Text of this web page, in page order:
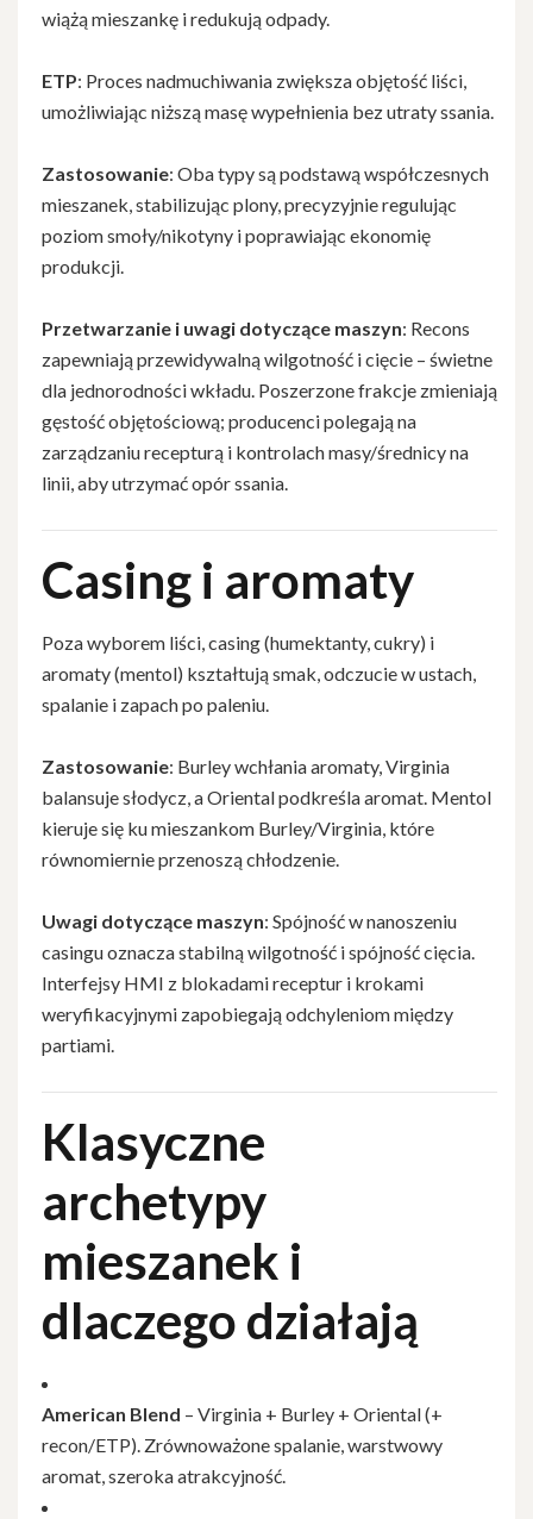
wiążą mieszankę i redukują odpady.
ETP: Proces nadmuchiwania zwiększa objętość liści,
umożliwiając niższą masę wypełnienia bez utraty ssania.
Zastosowanie: Oba typy są podstawą współczesnych
mieszanek, stabilizując plony, precyzyjnie regulując
poziom smoły/nikotyny i poprawiając ekonomię
produkcji.
Przetwarzanie i uwagi dotyczące maszyn: Recons
zapewniają przewidywalną wilgotność i cięcie – świetne
dla jednorodności wkładu. Poszerzone frakcje zmieniają
gęstość objętościową; producenci polegają na
zarządzaniu recepturą i kontrolach masy/średnicy na
linii, aby utrzymać opór ssania.
Casing i aromaty
Poza wyborem liści, casing (humektanty, cukry) i
aromaty (mentol) kształtują smak, odczucie w ustach,
spalanie i zapach po paleniu.
Zastosowanie: Burley wchłania aromaty, Virginia
balansuje słodycz, a Oriental podkreśla aromat. Mentol
kieruje się ku mieszankom Burley/Virginia, które
równomiernie przenoszą chłodzenie.
Uwagi dotyczące maszyn: Spójność w nanoszeniu
casingu oznacza stabilną wilgotność i spójność cięcia.
Interfejsy HMI z blokadami receptur i krokami
weryfikacyjnymi zapobiegają odchyleniom między
partiami.
Klasyczne
archetypy
mieszanek i
dlaczego działają
American Blend – Virginia + Burley + Oriental (+
recon/ETP). Zrównoważone spalanie, warstwowy
aromat, szeroka atrakcyjność.